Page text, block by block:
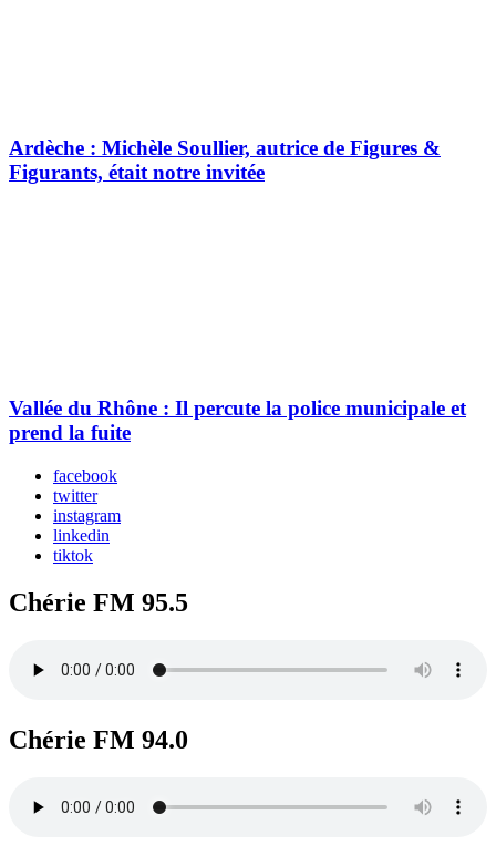
Ardèche : Michèle Soullier, autrice de Figures &
Figurants, était notre invitée
Vallée du Rhône : Il percute la police municipale et
prend la fuite
facebook
twitter
instagram
linkedin
tiktok
Chérie FM 95.5
Chérie FM 94.0